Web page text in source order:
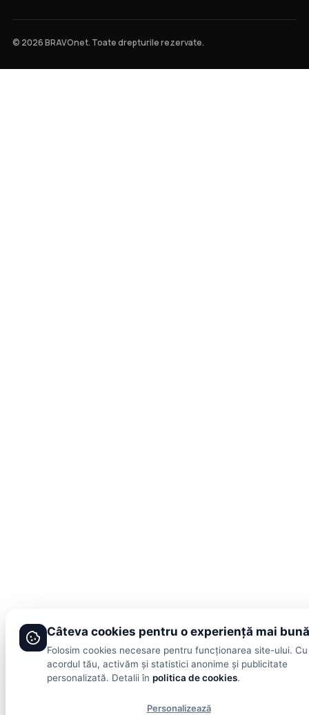
© 2026 BRAVOnet. Toate drepturile rezervate.
Câteva cookies pentru o experiență mai bună
Folosim cookies necesare pentru funcționarea site-ului. Cu
acordul tău, activăm și statistici anonime și publicitate
personalizată. Detalii în politica de cookies.
Personalizează